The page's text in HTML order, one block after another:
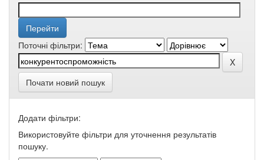
Поточні фільтри:
Почати новий пошук
Додати фільтри:
Використовуйте фільтри для уточнення результатів
пошуку.